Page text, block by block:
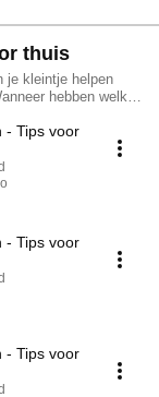
thuis
je kleintje helpen
hebben welke
de Media Ukkie
op
juiste balans voor
- Tips voor